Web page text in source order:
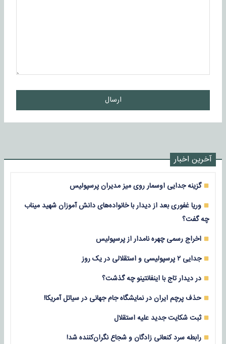
ارسال
آخرین اخبار
گزینه جدایی اوسمار روی میز مدیران پرسپولیس
وریا غفوری بعد از دیدار با خانواده‌های دانش آموزان شهید میناب
چه گفت؟
اخراج رسمی چهره نامدار از پرسپولیس
جدایی ۲ پرسپولیسی و استقلالی در یک روز
در دیدار تاج با اینفانتینو چه گذشت؟
حذف پرچم ایران در نمایشگاه جام جهانی در سیاتل آمریکا!
ثبت شکایت جدید علیه استقلال
رابطه سرد کنعانی زادگان و شجاع نگران‌کننده شد!